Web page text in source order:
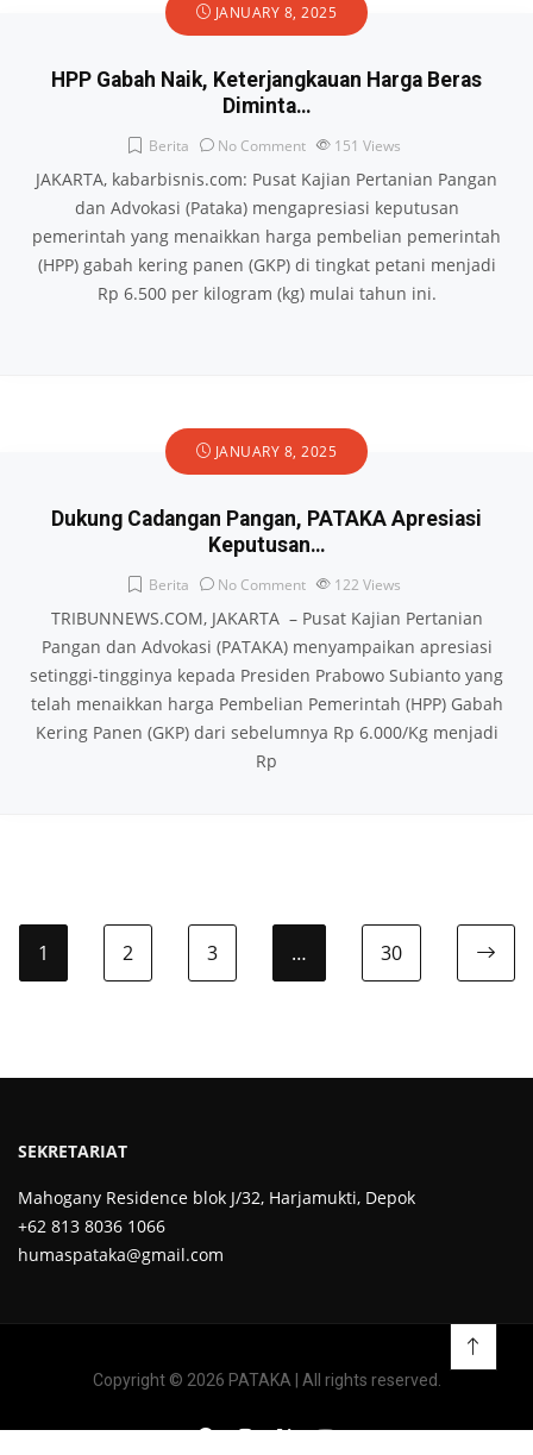
JANUARY 8, 2025
HPP Gabah Naik, Keterjangkauan Harga Beras
Diminta…
Berita No Comment 151 Views
JAKARTA, kabarbisnis.com: Pusat Kajian Pertanian Pangan
dan Advokasi (Pataka) mengapresiasi keputusan
pemerintah yang menaikkan harga pembelian pemerintah
(HPP) gabah kering panen (GKP) di tingkat petani menjadi
Rp 6.500 per kilogram (kg) mulai tahun ini.
JANUARY 8, 2025
Dukung Cadangan Pangan, PATAKA Apresiasi
Keputusan…
Berita No Comment 122 Views
TRIBUNNEWS.COM, JAKARTA – Pusat Kajian Pertanian
Pangan dan Advokasi (PATAKA) menyampaikan apresiasi
setinggi-tingginya kepada Presiden Prabowo Subianto yang
telah menaikkan harga Pembelian Pemerintah (HPP) Gabah
Kering Panen (GKP) dari sebelumnya Rp 6.000/Kg menjadi
Rp
1 2 3 … 30
SEKRETARIAT
Mahogany Residence blok J/32, Harjamukti, Depok
+62 813 8036 1066
humaspataka@gmail.com
Copyright © 2026 PATAKA | All rights reserved.